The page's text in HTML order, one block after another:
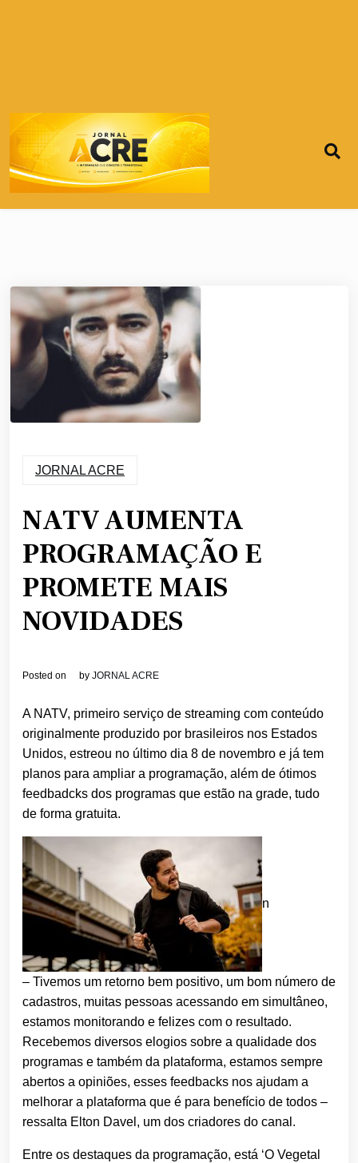
JORNAL ACRE
NATV AUMENTA
PROGRAMAÇÃO E
PROMETE MAIS
NOVIDADES
Posted on by JORNAL ACRE
A NATV, primeiro serviço de streaming com conteúdo
originalmente produzido por brasileiros nos Estados
Unidos, estreou no último dia 8 de novembro e já tem
planos para ampliar a programação, além de ótimos
feedbadcks dos programas que estão na grade, tudo
de forma gratuita.
n
– Tivemos um retorno bem positivo, um bom número de
cadastros, muitas pessoas acessando em simultâneo,
estamos monitorando e felizes com o resultado.
Recebemos diversos elogios sobre a qualidade dos
programas e também da plataforma, estamos sempre
abertos a opiniões, esses feedbacks nos ajudam a
melhorar a plataforma que é para benefício de todos –
ressalta Elton Davel, um dos criadores do canal.
Entre os destaques da programação, está ‘O Vegetal